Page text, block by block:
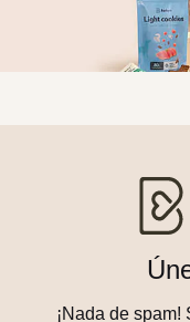
¡Nada de